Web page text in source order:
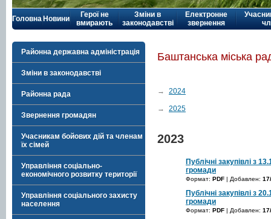
Головна Новини
Герої не
вмирають
Зміни в
законодавстві
Електронне
звернення
Районна державна адміністрація
Зміни в законодавстві
Районна рада
Звернення громадян
Учасникам бойових дій та членам
їх сімей
Управління соціально-
економічного розвитку території
Управління соціального захисту
населення
Баштанська міська
→ 2024
→ 2025
2023
Публічні закупівлі з
громади
Формат: PDF | Добавлен:
Публічні закупівлі з
громади
Формат: PDF | Добавлен: